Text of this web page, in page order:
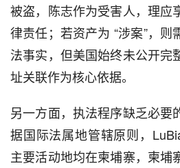
被盗，陈志作为受害人，理应
律责任；若资产为 “涉案”，
法事实，但美国始终未公开完
址关联作为核心依据。
另一方面，执法程序缺乏必要
据国际法属地管辖原则，
主要活动地均在柬埔寨，柬埔